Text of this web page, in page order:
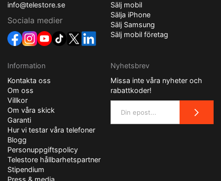
info@telestore.se
Sociala medier
Sälj mobil
Sälja iPhone
Sälj Samsung
Sälj mobil företag
Information
Kontakta oss
Om oss
Villkor
Om våra skick
Garanti
Hur vi testar våra telefoner
Blogg
Personuppgiftspolicy
Telestore hållbarhetspartner
Stipendium
Nyhetsbrev
Missa inte våra nyheter och
rabattkoder!